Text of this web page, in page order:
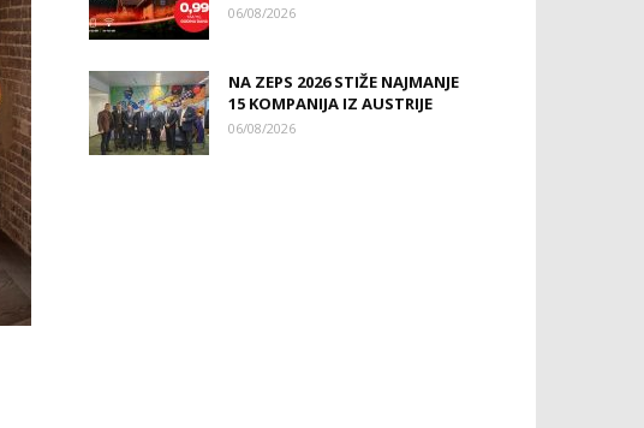
06/08/2026
NA ZEPS 2026 STIŽE NAJMANJE
15 KOMPANIJA IZ AUSTRIJE
06/08/2026